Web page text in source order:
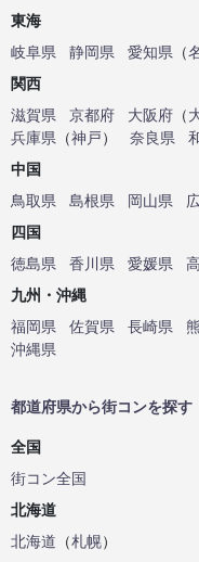
東海
岐阜県
静岡県 愛知県 （
関西
滋賀県
京都府 大阪府 （
兵庫県 （神戸） 奈良県
中国
鳥取県
島根県 岡山県
四国
徳島県
香川県 愛媛県
九州・沖縄
福岡県
佐賀県 長崎県
沖縄県
都道府県から街コンを探す
全国
街コン全国
北海道
北海道 （札幌）